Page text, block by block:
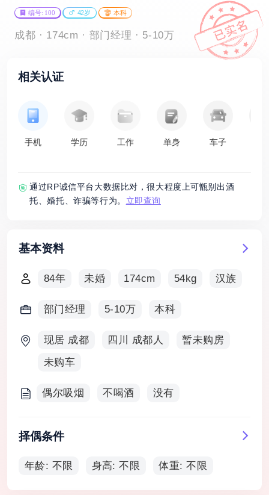
编号: 100 42岁 本科
成都 · 174cm · 部门经理 · 5-10万
相关认证
手机 学历 工作 单身 车子
通过RP诚信平台大数据比对，很大程度上可甑别出酒
托、婚托、诈骗等行为。 立即查询
基本资料
84年 未婚 174cm 54kg 汉族
部门经理 5-10万 本科
现居 成都 四川 成都人
暂未购房
未购车
偶尔吸烟 不喝酒 没有
择偶条件
年龄: 不限 身高: 不限 体重: 不限